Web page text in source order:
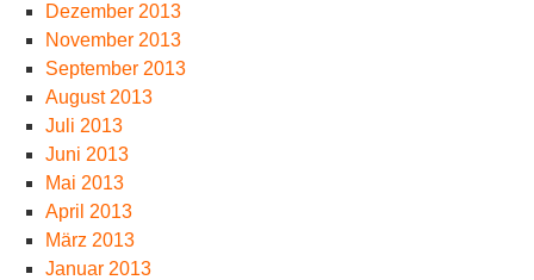
Dezember 2013
November 2013
September 2013
August 2013
Juli 2013
Juni 2013
Mai 2013
April 2013
März 2013
Januar 2013